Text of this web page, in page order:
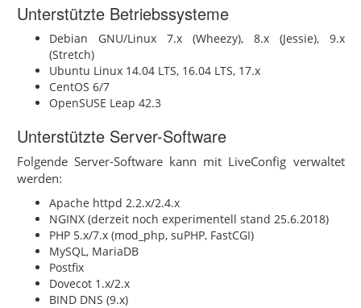
Unterstützte Betriebssysteme
Debian GNU/Linux 7.x (Wheezy), 8.x (Jessie), 9.x
(Stretch)
Ubuntu Linux 14.04 LTS, 16.04 LTS, 17.x
CentOS 6/7
OpenSUSE Leap 42.3
Unterstützte Server-Software
Folgende Server-Software kann mit LiveConfig verwaltet
werden:
Apache httpd 2.2.x/2.4.x
NGINX (derzeit noch experimentell stand 25.6.2018)
PHP 5.x/7.x (mod_php, suPHP, FastCGI)
MySQL, MariaDB
Postfix
Dovecot 1.x/2.x
BIND DNS (9.x)